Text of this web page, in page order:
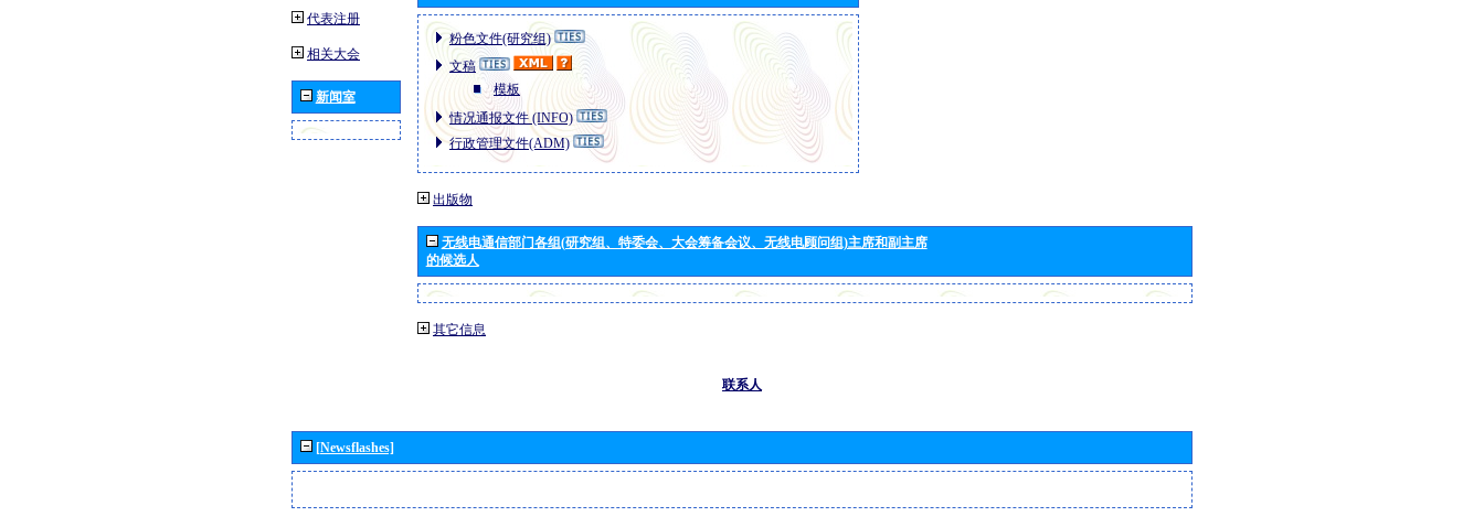
代表注册
相关大会
新闻室
粉色文件(研究组)
文稿
模板
情况通报文件 (INFO)
行政管理文件(ADM)
出版物
无线电通信部门各组(研究组、特委会、大会筹备会议、无线电顾问组)主席和副主席
的候选人
其它信息
联系人
[Newsflashes]